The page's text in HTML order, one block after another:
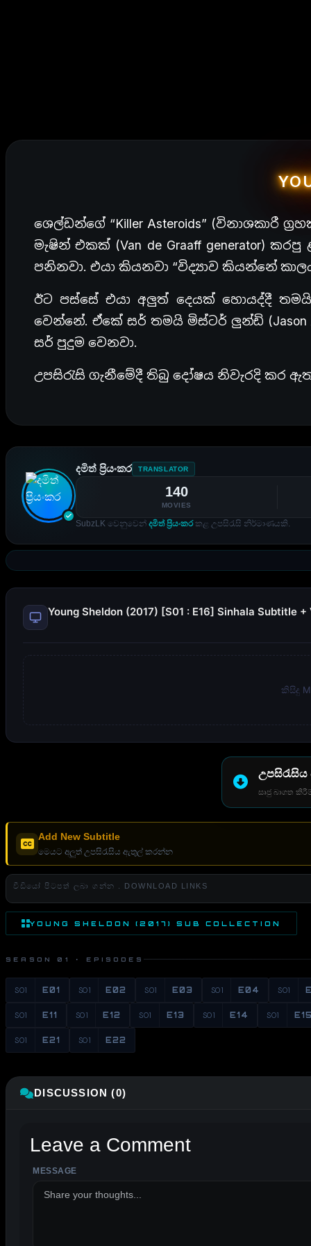
ශෙල්ඩන්ගේ “Killer Asteroids” (විනාශකාරී
මැෂින් එකක් (Van de Graaff generator)
පනිනවා. එයා කියනවා “විද්‍යාව කියන්නේ
ඊට පස්සේ එයා අලුත් දෙයක් හොයද්දී තමයි
වෙන්නේ. ඒකේ සර් තමයි මිස්ටර් ලුන්ඩි
සර් පුදුම වෙනවා.
උපසිරැසි ගැනීමේදී තිබු දෝෂය නිවැරදි කර
දමිත් ප්‍රියංකර TRANSLATOR
140
MOVIES
SubzLK වෙනුවෙන් දමිත් ප්‍රියංකරකළ උපසිරැසි නිර්මාණයකි.
Young Sheldon (2017) [S01 : E16] Sinhala Subtitle +
කිසිදු
සෘජු බාගත
Add New Subtitle
මෙයට අලුත් උපසිරැසිය ඇතුල් කරන්න
වීඩියෝ පිටපත් ලබා ගන්න . DOWNLOAD LINKS
YOUNG SHELDON (2017) SUB COLLECTION
SEASON 01 · EPISODES
S01 E01 S01 E02 S01 E03 S01 E04 S01
S01 E11 S01 E12 S01 E13 S01 E14 S01
S01 E21 S01 E22
DISCUSSION (0)
Leave a Comment
MESSAGE